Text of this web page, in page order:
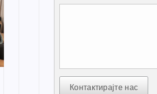
Контактирајте нас